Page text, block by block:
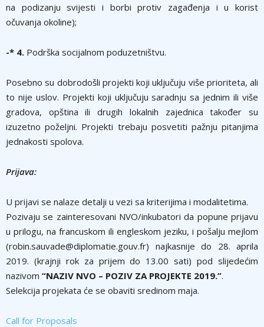
na podizanju svijesti i borbi protiv zagađenja i u korist
očuvanja okoline);
-* 4. Podrška socijalnom poduzetništvu.
Posebno su dobrodošli projekti koji uključuju više prioriteta, ali
to nije uslov. Projekti koji uključuju saradnju sa jednim ili više
gradova, opština ili drugih lokalnih zajednica također su
izuzetno poželjni. Projekti trebaju posvetiti pažnju pitanjima
jednakosti spolova.
Prijava:
U prijavi se nalaze detalji u vezi sa kriterijima i modalitetima.
Pozivaju se zainteresovani NVO/inkubatori da popune prijavu
u prilogu, na francuskom ili engleskom jeziku, i pošalju mejlom
(robin.sauvade@diplomatie.gouv.fr) najkasnije do 28. aprila
2019. (krajnji rok za prijem do 13.00 sati) pod slijedećim
nazivom “NAZIV NVO – POZIV ZA PROJEKTE 2019.”.
Selekcija projekata će se obaviti sredinom maja.
Call for Proposals